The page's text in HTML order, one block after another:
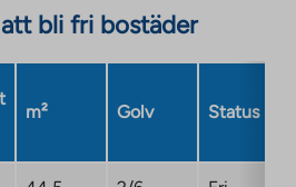
opens
in
a
tab
bli fri bostäder
m² Golv Status